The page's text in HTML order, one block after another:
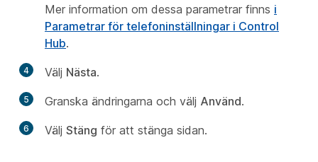
Mer information om dessa parametrar finns i
Parametrar för telefoninställningar i Control
Hub.
4 Välj Nästa.
5 Granska ändringarna och välj Använd.
6 Välj Stäng för att stänga sidan.